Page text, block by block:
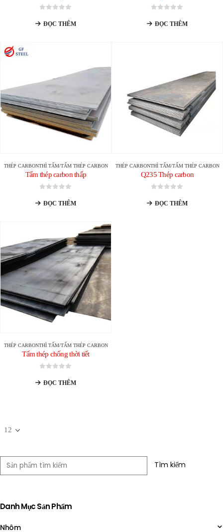
ĐỌC THÊM ĐỌC THÊM
THÉP CARBONTHÌ TẤM/TẤM THÉP CARBON
Tấm thép carbon thấp
ĐỌC THÊM
THÉP CARBONTHÌ TẤM/TẤM THÉP CARBON
Q235 Thép carbon
ĐỌC THÊM
THÉP CARBONTHÌ TẤM/TẤM THÉP CARBON
Tấm thép chống thời tiết
ĐỌC THÊM
Tìm kiếm
Danh Mục Sản Phẩm
Nhôm